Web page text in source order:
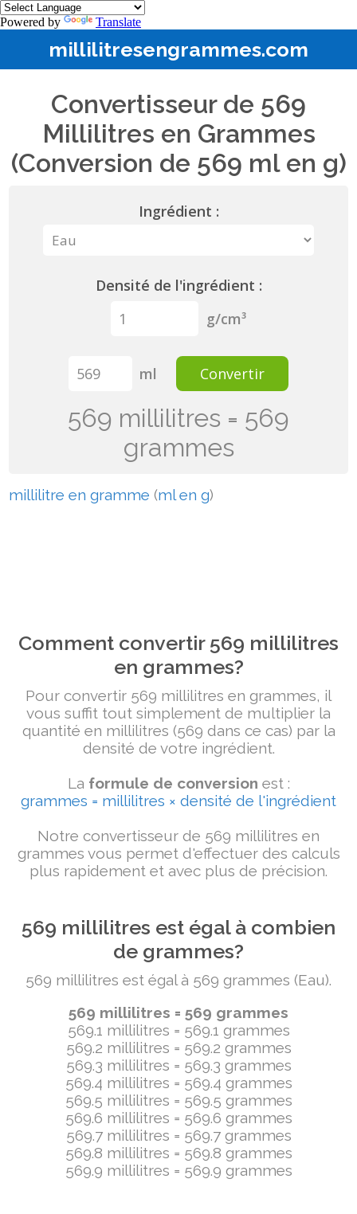
Powered by Translate
millilitresengrammes.com
Convertisseur de 569
Millilitres en Grammes
(Conversion de 569 ml en g)
Ingrédient :
Densité de l'ingrédient :
g/cm³
ml Convertir
569 millilitres = 569
grammes
millilitre en gramme (ml en g)
Comment convertir 569 millilitres
en grammes?
Pour convertir 569 millilitres en grammes, il
vous suffit tout simplement de multiplier la
quantité en millilitres (569 dans ce cas) par la
densité de votre ingrédient.
La formule de conversion est :
grammes = millilitres × densité de l'ingrédient
Notre convertisseur de 569 millilitres en
grammes vous permet d'effectuer des calculs
plus rapidement et avec plus de précision.
569 millilitres est égal à combien
de grammes?
569 millilitres est égal à 569 grammes (Eau).
569 millilitres = 569 grammes
569.1 millilitres = 569.1 grammes
569.2 millilitres = 569.2 grammes
569.3 millilitres = 569.3 grammes
569.4 millilitres = 569.4 grammes
569.5 millilitres = 569.5 grammes
569.6 millilitres = 569.6 grammes
569.7 millilitres = 569.7 grammes
569.8 millilitres = 569.8 grammes
569.9 millilitres = 569.9 grammes